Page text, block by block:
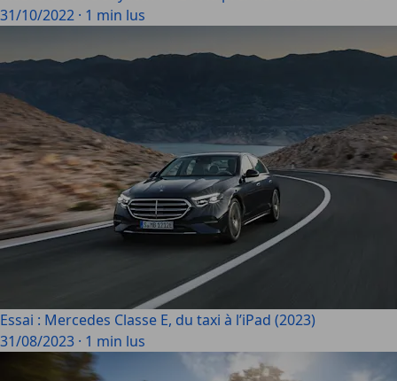
31/10/2022 · 1 min lus
Essai : Mercedes Classe E, du taxi à l’iPad (2023)
31/08/2023 · 1 min lus